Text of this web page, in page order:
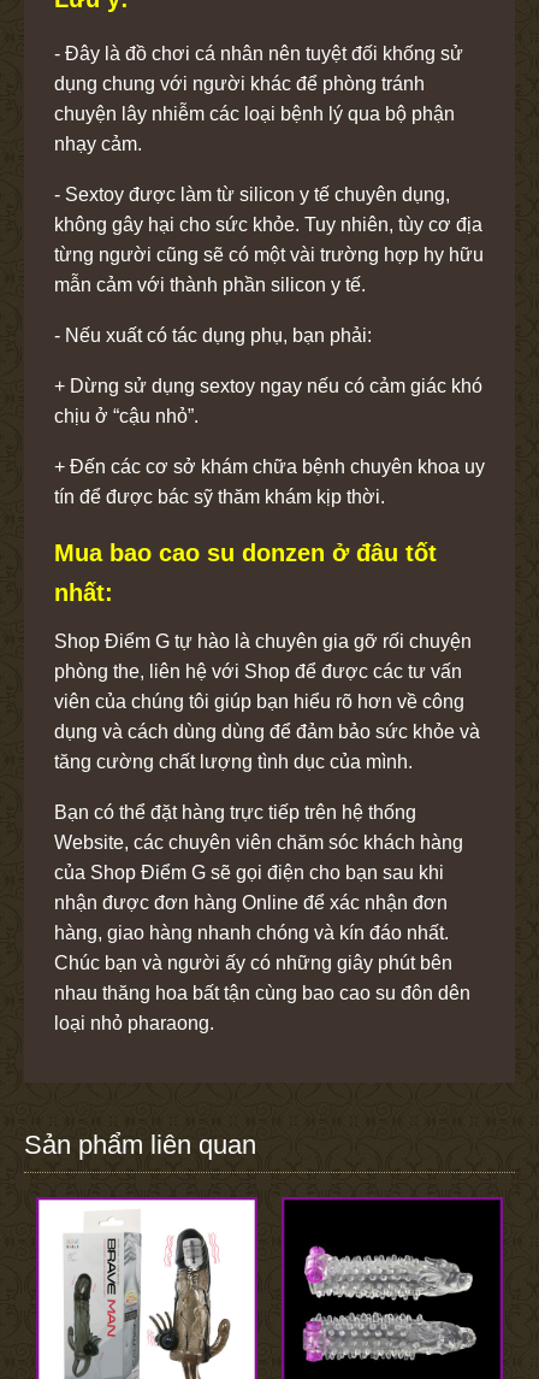
- Đây là đồ chơi cá nhân nên tuyệt đối khống sử
dụng chung với người khác để phòng tránh
chuyện lây nhiễm các loại bệnh lý qua bộ phận
nhạy cảm.
- Sextoy được làm từ silicon y tế chuyên dụng,
không gây hại cho sức khỏe. Tuy nhiên, tùy cơ địa
từng người cũng sẽ có một vài trường hợp hy hữu
mẫn cảm với thành phần silicon y tế.
- Nếu xuất có tác dụng phụ, bạn phải:
+ Dừng sử dụng sextoy ngay nếu có cảm giác khó
chịu ở “cậu nhỏ”.
+ Đến các cơ sở khám chữa bệnh chuyên khoa uy
tín để được bác sỹ thăm khám kịp thời.
Mua bao cao su donzen ở đâu tốt
nhất:
Shop Điểm G tự hào là chuyên gia gỡ rối chuyện
phòng the, liên hệ với Shop để được các tư vấn
viên của chúng tôi giúp bạn hiểu rõ hơn về công
dụng và cách dùng dùng để đảm bảo sức khỏe và
tăng cường chất lượng tình dục của mình.
Bạn có thể đặt hàng trực tiếp trên hệ thống
Website, các chuyên viên chăm sóc khách hàng
của Shop Điểm G sẽ gọi điện cho bạn sau khi
nhận được đơn hàng Online để xác nhận đơn
hàng, giao hàng nhanh chóng và kín đáo nhất.
Chúc bạn và người ấy có những giây phút bên
nhau thăng hoa bất tận cùng bao cao su đôn dên
loại nhỏ pharaong.
Sản phẩm liên quan